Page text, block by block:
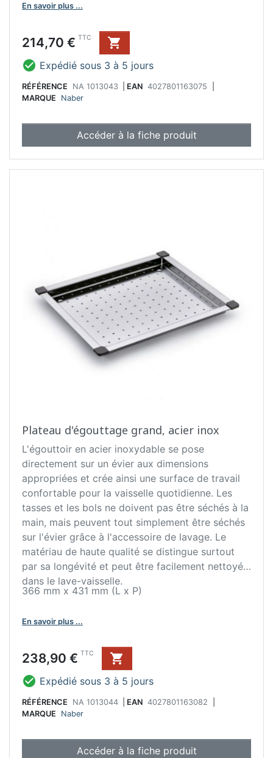
En savoir plus ...
Prix
214,70 € TTC

 Expédié sous 3 à 5 jours
RÉFÉRENCE NA 1013043 EAN 4027801163075
MARQUE
Naber
Accéder à la fiche produit
Plateau d'égouttage grand, acier inox
L'égouttoir en acier inoxydable se pose
directement sur un évier aux dimensions
appropriées et crée ainsi une surface de travail
confortable pour la vaisselle quotidienne. Les
tasses et les bols ne doivent pas être séchés à la
main, mais peuvent tout simplement être séchés
sur l'évier grâce à l'accessoire de lavage. Le
matériau de haute qualité se distingue surtout
par sa longévité et peut être facilement nettoyé
dans le lave-vaisselle.
366 mm x 431 mm (L x P)
En savoir plus ...
Prix
238,90 € TTC

 Expédié sous 3 à 5 jours
RÉFÉRENCE NA 1013044 EAN 4027801163082
MARQUE
Naber
Accéder à la fiche produit